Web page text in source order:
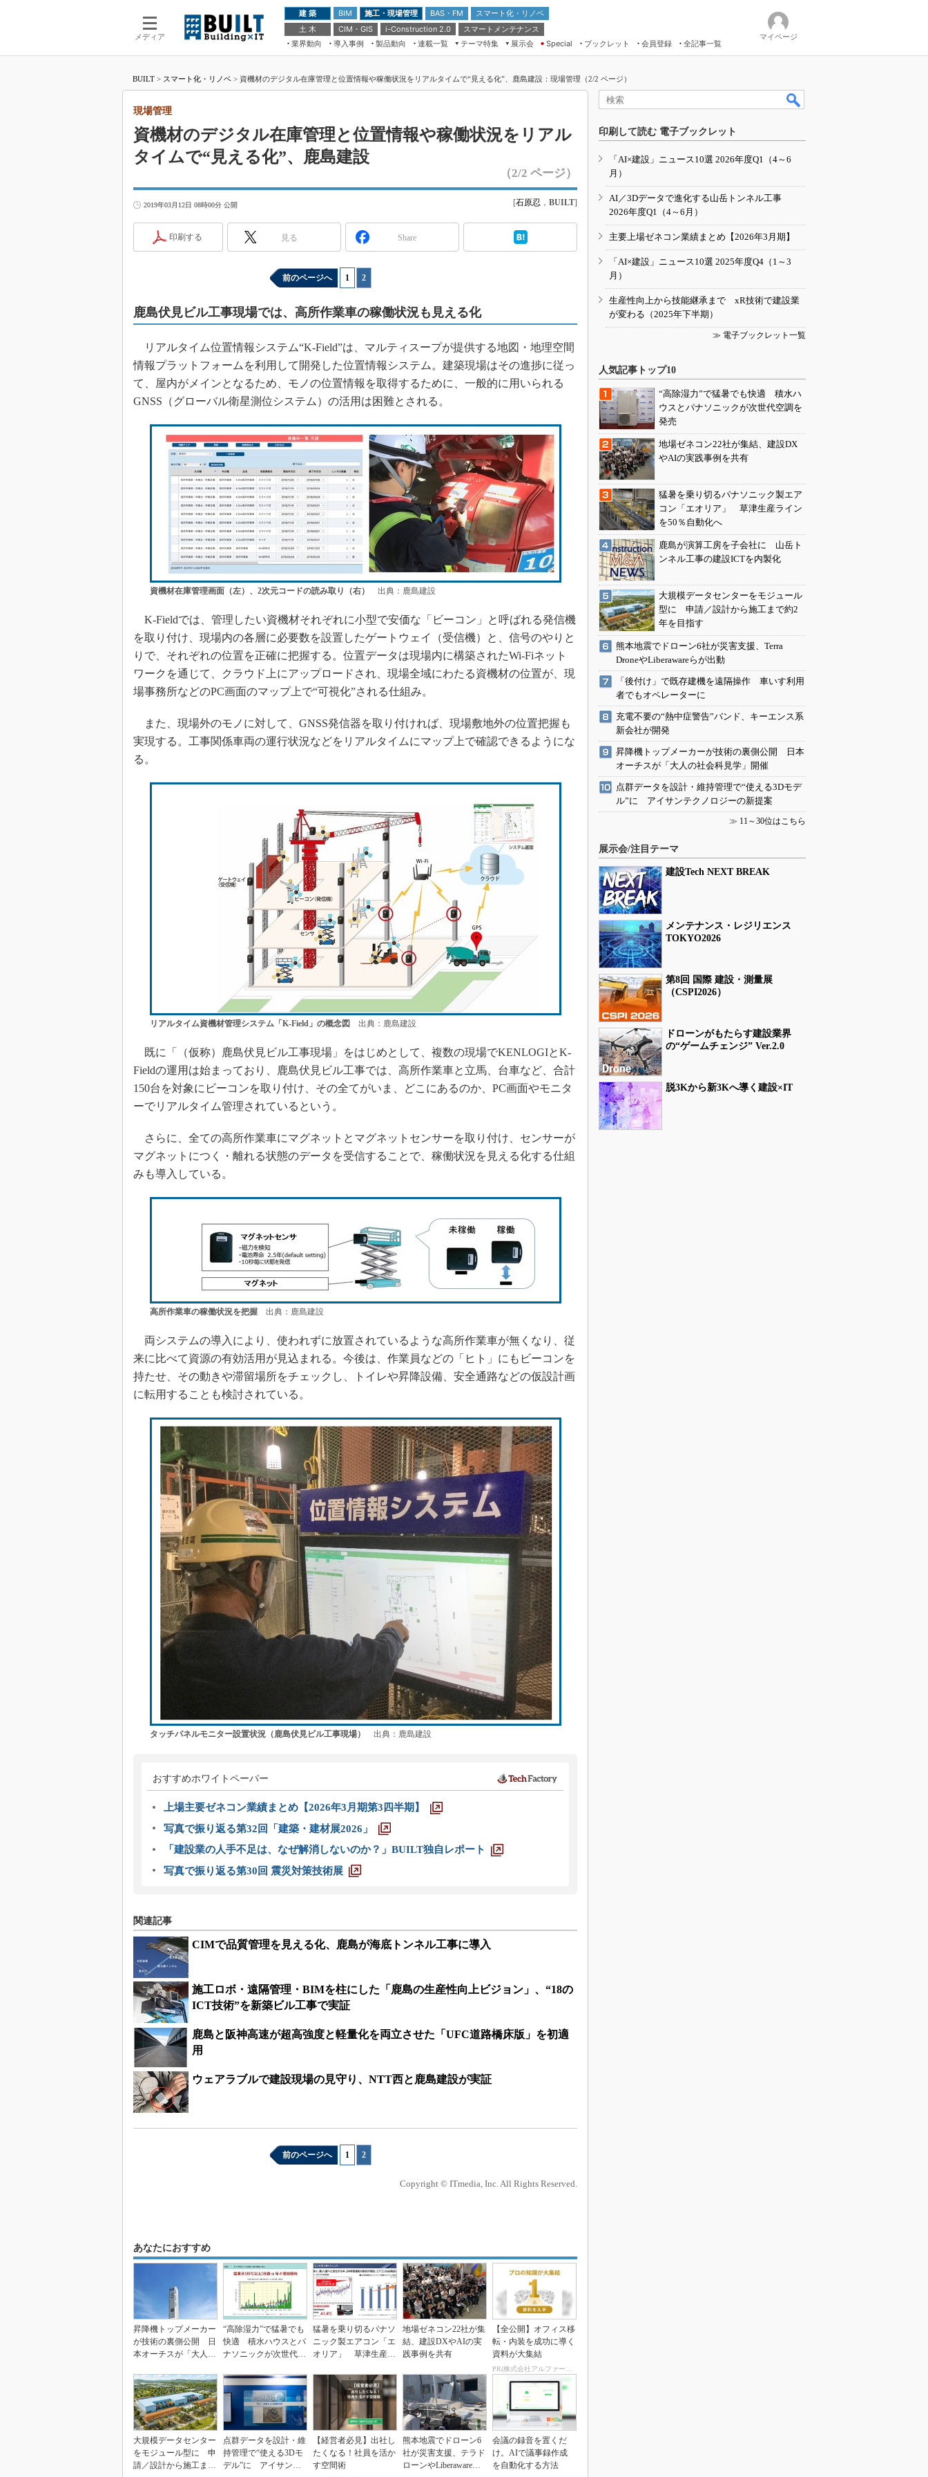
メディア
建 築 BIM 施工・現場管理 BAS・FM
スマート化・リノベ
土 木
CIM・GIS i-Construction 2.0
スマートメンテナンス
業界動向
導入事例 製品動向 連載一覧
テーマ特集
ドローンがもたらす建設業界の“ゲー
ムチェンジ” Ver.2.0
“Society5.0”時代のスマートビル
VR／ARが描くモノづくりのミライ
展示会
第8回 国際 建設・測量展
築・土木・不動産の先端技術展－
2020
メンテナンス・レジリエンスTOKYO
Special ブックレット 会員登録 全記事一覧
マイページ
BUILT > スマート化・リノベ > 資機材のデジタル在庫管理と位置情報や稼働状況をリアルタイムで“見える化”、鹿島建設：現場管理（2/2 ページ）
資機材のデジタル在庫管理と位置情報や稼働状況をリアル
タイムで“見える化”、鹿島建設
現場管理
（2/2 ページ）
2019年03月12日 08時00分 公開 [石原忍 ， BUILT]
印刷する 見る Share
前のページへ 1 2
鹿島伏見ビル工事現場では、高所作業車の稼働状況も見える化
リアルタイム位置情報システム“K-Field”は、マルティスープが提供する地図・地理空間
情報プラットフォームを利用して開発した位置情報システム。建築現場はその進捗に従っ
て、屋内がメインとなるため、モノの位置情報を取得するために、一般的に用いられる
GNSS（グローバル衛星測位システム）の活用は困難とされる。
資機材在庫管理画面（左）、2次元コードの読み取り（右） 出典：鹿島建設
K-Fieldでは、管理したい資機材それぞれに小型で安価な「ビーコン」と呼ばれる発信機
を取り付け、現場内の各層に必要数を設置したゲートウェイ（受信機）と、信号のやりと
りで、それぞれの位置を正確に把握する。位置データは現場内に構築されたWi-Fiネット
ワークを通じて、クラウド上にアップロードされ、現場全域にわたる資機材の位置が、現
場事務所などのPC画面のマップ上で“可視化”される仕組み。
また、現場外のモノに対して、GNSS発信器を取り付ければ、現場敷地外の位置把握も
実現する。工事関係車両の運行状況などをリアルタイムにマップ上で確認できるようにな
る。
リアルタイム資機材管理システム「K-Field」の概念図 出典：鹿島建設
既に「（仮称）鹿島伏見ビル工事現場」をはじめとして、複数の現場でKENLOGIとK-
Fieldの運用は始まっており、鹿島伏見ビル工事では、高所作業車と立馬、台車など、合計
150台を対象にビーコンを取り付け、その全てがいま、どこにあるのか、PC画面やモニタ
ーでリアルタイム管理されているという。
さらに、全ての高所作業車にマグネットとマグネットセンサーを取り付け、センサーが
マグネットにつく・離れる状態のデータを受信することで、稼働状況を見える化する仕組
みも導入している。
高所作業車の稼働状況を把握出典：鹿島建設
両システムの導入により、使われずに放置されているような高所作業車が無くなり、従
来に比べて資源の有効活用が見込まれる。今後は、作業員などの「ヒト」にもビーコンを
持たせ、その動きや滞留場所をチェックし、トイレや昇降設備、安全通路などの仮設計画
に転用することも検討されている。
タッチパネルモニター設置状況（鹿島伏見ビル工事現場） 出典：鹿島建設
おすすめホワイトペーパー
上場主要ゼネコン業績まとめ【2026年3月期第3四半期】
写真で振り返る第32回「建築・建材展2026」
「建設業の人手不足は、なぜ解消しないのか？」BUILT独自レポート
写真で振り返る第30回 震災対策技術展
関連記事
CIMで品質管理を見える化、鹿島が海底トンネル工事に導入
施工ロボ・遠隔管理・BIMを柱にした「鹿島の生産性向上ビジョン」、“18の
ICT技術”を新築ビル工事で実証
鹿島と阪神高速が超高強度と軽量化を両立させた「UFC道路橋床版」を初適
用
ウェアラブルで建設現場の見守り、NTT西と鹿島建設が実証
前のページへ 1 2
Copyright © ITmedia, Inc. All Rights Reserved.
あなたにおすすめ
昇降機トップメーカー
が技術の裏側公開 日
本オーチスが「大人の
“高除湿力”で猛暑でも
快適 積水ハウスとパ
ナソニックが次世代空
猛暑を乗り切るパナソ
ニック製エアコン「エ
オリア」 草津生産ラ
地場ゼネコン22社が集
結、建設DXやAIの実
践事例を共有
【全公開】オフィス移
転・内装を成功に導く
資料が大集結
PR(株式会社アルファーテクノ)
大規模データセンター
をモジュール型に 申
請／設計から施工まで
点群データを設計・維
持管理で“使える3Dモ
デル”に アイサンテ
【経営者必見】出社し
たくなる！社員を活か
す空間術
熊本地震でドローン6
社が災害支援、テラド
ローンやLiberawareら
会議の録音を置くだ
け。AIで議事録作成
を自動化する方法
印刷して読む 電子ブックレット
「AI×建設」ニュース10選 2026年度Q1（4～6
月）
AI／3Dデータで進化する山岳トンネル工事
2026年度Q1（4～6月）
主要上場ゼネコン業績まとめ【2026年3月期】
「AI×建設」ニュース10選 2025年度Q4（1～3
月）
生産性向上から技能継承まで xR技術で建設業
が変わる（2025年下半期）
≫ 電子ブックレット一覧
人気記事トップ10
“高除湿力”で猛暑でも快適 積水ハ
ウスとパナソニックが次世代空調を
発売
地場ゼネコン22社が集結、建設DX
やAIの実践事例を共有
猛暑を乗り切るパナソニック製エア
コン「エオリア」 草津生産ライン
を50％自動化へ
鹿島が演算工房を子会社に 山岳ト
ンネル工事の建設ICTを内製化
大規模データセンターをモジュール
型に 申請／設計から施工まで約2
年を目指す
熊本地震でドローン6社が災害支援、Terra
DroneやLiberawareらが出動
「後付け」で既存建機を遠隔操作 車いす利用
者でもオペレーターに
充電不要の“熱中症警告”バンド、キーエンス系
新会社が開発
昇降機トップメーカーが技術の裏側公開 日本
オーチスが「大人の社会科見学」開催
点群データを設計・維持管理で“使える3Dモデ
ル”に アイサンテクノロジーの新提案
≫ 11～30位はこちら
展示会/注目テーマ
建設Tech NEXT BREAK
メンテナンス・レジリエンス
TOKYO2026
第8回 国際 建設・測量展
（CSPI2026）
ドローンがもたらす建設業界
の“ゲームチェンジ” Ver.2.0
脱3Kから新3Kへ導く建設×IT